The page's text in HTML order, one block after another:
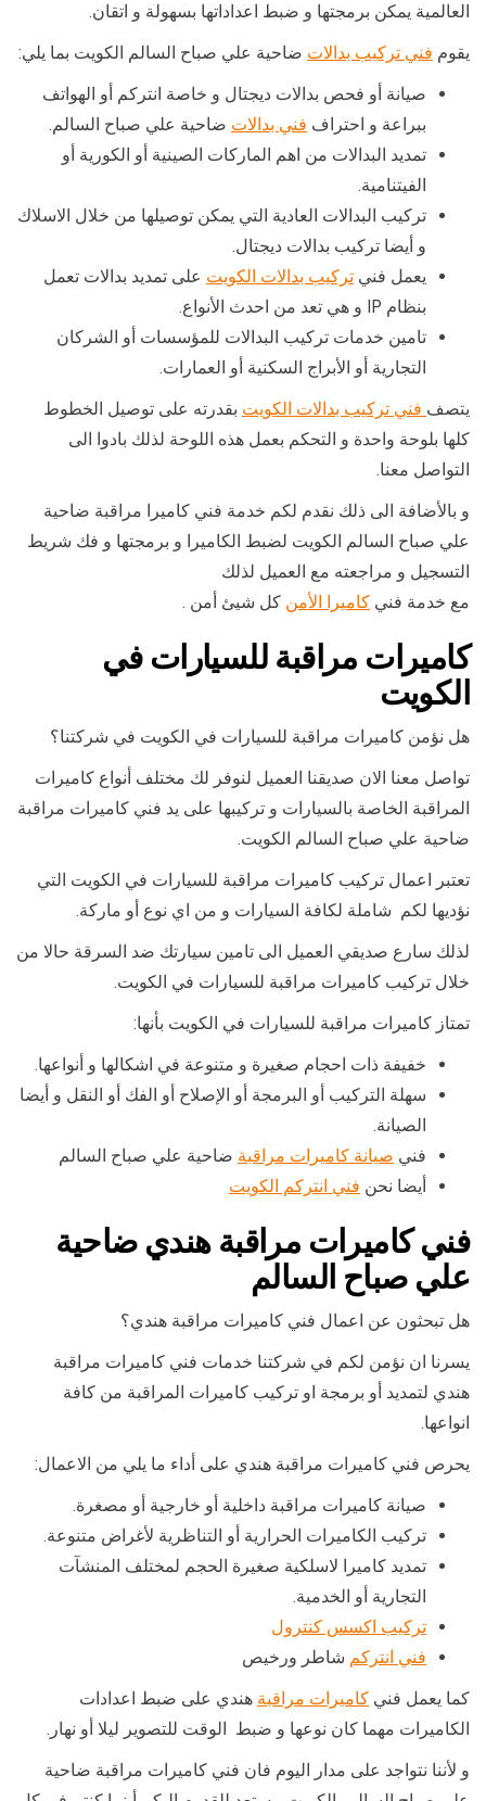
العالمية يمكن برمجتها و ضبط اعداداتها بسهولة و اتقان.
يقوم فني تركيب بدالات ضاحية علي صباح السالم الكويت بما يلي:
صيانة أو فحص بدالات ديجتال و خاصة انتركم أو الهواتف
ببراعة و احتراف فني بدالات ضاحية علي صباح السالم.
تمديد البدالات من اهم الماركات الصينية أو الكورية أو
الفيتنامية.
تركيب البدالات العادية التي يمكن توصيلها من خلال الاسلاك
و أيضا تركيب بدالات ديجتال.
يعمل فني تركيب بدالات الكويت على تمديد بدالات تعمل
بنظام IP و هي تعد من احدث الأنواع.
تامين خدمات تركيب البدالات للمؤسسات أو الشركان
التجارية أو الأبراج السكنية أو العمارات.
يتصف فني تركيب بدالات الكويت بقدرته على توصيل الخطوط
كلها بلوحة واحدة و التحكم بعمل هذه اللوحة لذلك بادوا الى
التواصل معنا.
و بالأضافة الى ذلك نقدم لكم خدمة فني كاميرا مراقبة ضاحية
علي صباح السالم الكويت لضبط الكاميرا و برمجتها و فك شريط
التسجيل و مراجعته مع العميل لذلك
مع خدمة فني كاميرا الأمن كل شيئ أمن .
كاميرات مراقبة للسيارات في
الكويت
هل نؤمن كاميرات مراقبة للسيارات في الكويت في شركتنا؟
تواصل معنا الان صديقنا العميل لنوفر لك مختلف أنواع كاميرات
المراقبة الخاصة بالسيارات و تركيبها على يد فني كاميرات مراقبة
ضاحية علي صباح السالم الكويت.
تعتبر اعمال تركيب كاميرات مراقبة للسيارات في الكويت التي
نؤديها لكم شاملة لكافة السيارات و من اي نوع أو ماركة.
لذلك سارع صديقي العميل الى تامين سيارتك ضد السرقة حالا من
خلال تركيب كاميرات مراقبة للسيارات في الكويت.
تمتاز كاميرات مراقبة للسيارات في الكويت بأنها:
خفيفة ذات احجام صغيرة و متنوعة في اشكالها و أنواعها.
سهلة التركيب أو البرمجة أو الإصلاح أو الفك أو النقل و أيضا
الصيانة.
فني صيانة كاميرات مراقبة ضاحية علي صباح السالم
أيضا نحن فني انتركم الكويت
فني كاميرات مراقبة هندي ضاحية
علي صباح السالم
هل تبحثون عن اعمال فني كاميرات مراقبة هندي؟
يسرنا ان نؤمن لكم في شركتنا خدمات فني كاميرات مراقبة
هندي لتمديد أو برمجة او تركيب كاميرات المراقبة من كافة
انواعها.
يحرص فني كاميرات مراقبة هندي على أداء ما يلي من الاعمال:
صيانة كاميرات مراقبة داخلية أو خارجية أو مصغرة.
تركيب الكاميرات الحرارية أو التناظرية لأغراض متنوعة.
تمديد كاميرا لاسلكية صغيرة الحجم لمختلف المنشآت
التجارية أو الخدمية.
تركيب اكسس كنترول
فني انتركم شاطر ورخيص
كما يعمل فني كاميرات مراقبة هندي على ضبط اعدادات
الكاميرات مهما كان نوعها و ضبط الوقت للتصوير ليلا أو نهار.
و لأننا نتواجد على مدار اليوم فان فني كاميرات مراقبة ضاحية